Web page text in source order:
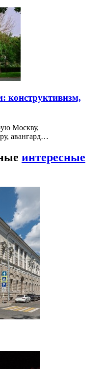
конструктивизм,
Москву,
авангард…
интересные